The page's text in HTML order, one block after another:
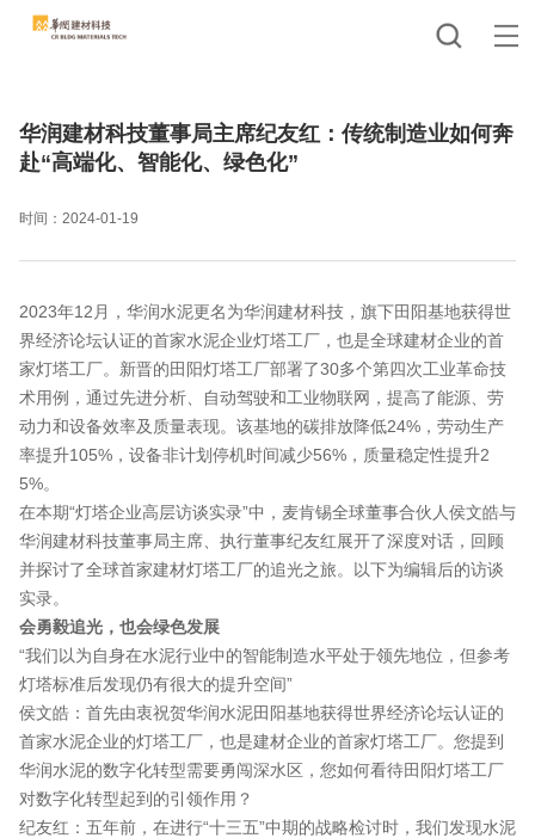
华润建材科技董事局主席纪友红：传统制造业如何奔
赴“高端化、智能化、绿色化”
时间：2024-01-19
2023年12月，华润水泥更名为华润建材科技，旗下田阳基地获得世
界经济论坛认证的首家水泥企业灯塔工厂，也是全球建材企业的首
家灯塔工厂。新晋的田阳灯塔工厂部署了30多个第四次工业革命技
术用例，通过先进分析、自动驾驶和工业物联网，提高了能源、劳
动力和设备效率及质量表现。该基地的碳排放降低24%，劳动生产
率提升105%，设备非计划停机时间减少56%，质量稳定性提升2
5%。
在本期“灯塔企业高层访谈实录”中，麦肯锡全球董事合伙人侯文皓与
华润建材科技董事局主席、执行董事纪友红展开了深度对话，回顾
并探讨了全球首家建材灯塔工厂的追光之旅。以下为编辑后的访谈
实录。
会勇毅追光，也会绿色发展
“我们以为自身在水泥行业中的智能制造水平处于领先地位，但参考
灯塔标准后发现仍有很大的提升空间”
侯文皓：首先由衷祝贺华润水泥田阳基地获得世界经济论坛认证的
首家水泥企业的灯塔工厂，也是建材企业的首家灯塔工厂。您提到
华润水泥的数字化转型需要勇闯深水区，您如何看待田阳灯塔工厂
对数字化转型起到的引领作用？
纪友红：五年前，在进行“十三五”中期的战略检讨时，我们发现水泥